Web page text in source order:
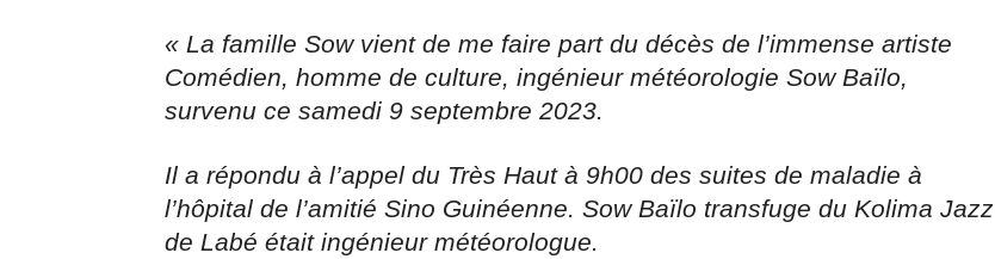
« La famille Sow vient de me faire part du décès de l’immense artiste
Comédien, homme de culture, ingénieur météorologie Sow Baïlo,
survenu ce samedi 9 septembre 2023.
Il a répondu à l’appel du Très Haut à 9h00 des suites de maladie à
l’hôpital de l’amitié Sino Guinéenne. Sow Baïlo transfuge du Kolima Jazz
de Labé était ingénieur météorologue.